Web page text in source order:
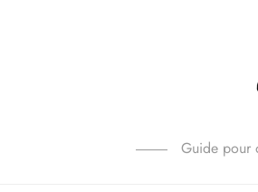
Guide pour